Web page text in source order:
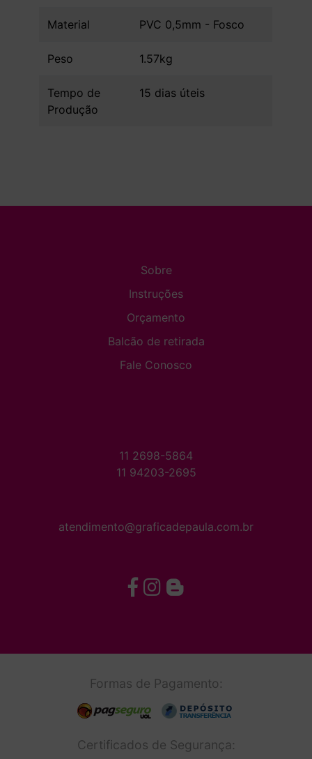
Material PVC 0,5mm - Fosco
Peso 1.57kg
Tempo de
Produção
15 dias úteis
Sobre
Instruções
Orçamento
Balcão de retirada
Fale Conosco
11 2698-5864
11 94203-2695
atendimento@graficadepaula.com.br
Formas de Pagamento:
Certificados de Segurança: